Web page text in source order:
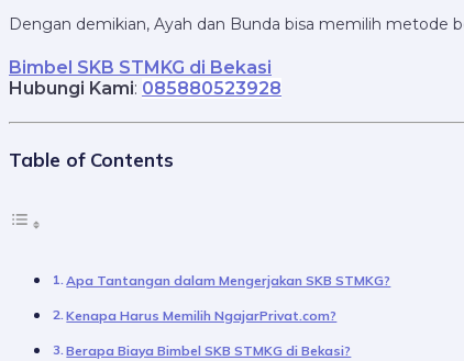
Dengan demikian, Ayah dan Bunda bisa memilih metode
Bimbel SKB STMKG di Bekasi
Hubungi Kami: 085880523928
Table of Contents
Apa Tantangan dalam Mengerjakan SKB STMKG?
Kenapa Harus Memilih NgajarPrivat.com?
Berapa Biaya Bimbel SKB STMKG di Bekasi?